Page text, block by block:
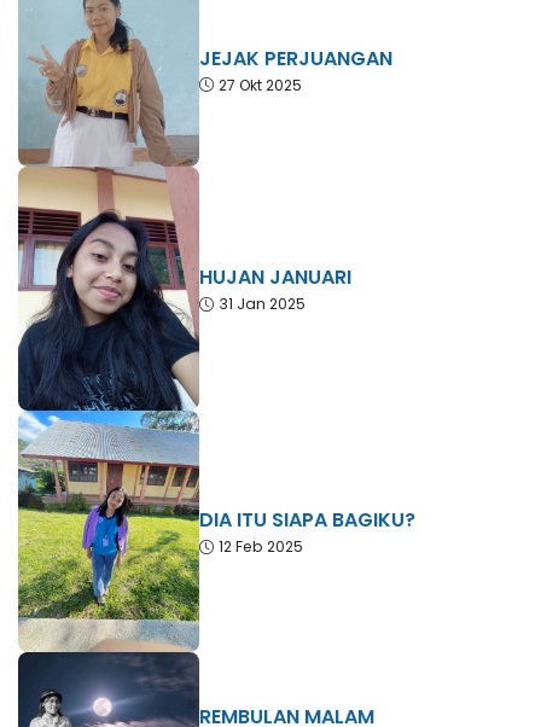
JEJAK PERJUANGAN
27 Okt 2025
HUJAN JANUARI
31 Jan 2025
DIA ITU SIAPA BAGIKU?
12 Feb 2025
REMBULAN MALAM